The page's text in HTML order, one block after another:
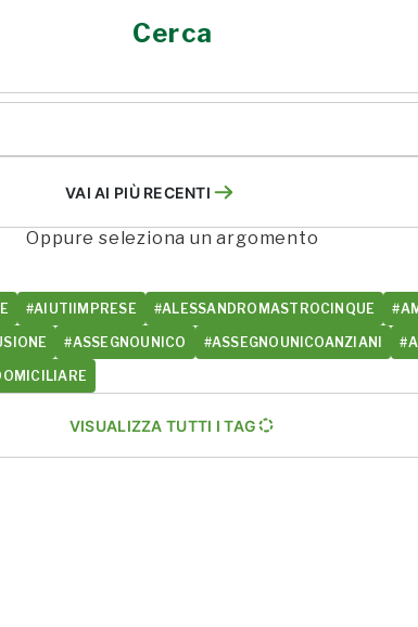
Cerca
VAI AI PIÙ RECENTI
Oppure seleziona un argomento
#AIUTIIMPRESE #ALESSANDROMASTROCINQUE
#ASSEGNOUNICO #ASSEGNOUNICOANZIANI
VISUALIZZA TUTTI I TAG